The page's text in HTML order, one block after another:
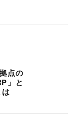
点の
」と
は